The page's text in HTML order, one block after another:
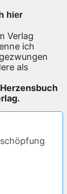
hier
Verlag
ich
als